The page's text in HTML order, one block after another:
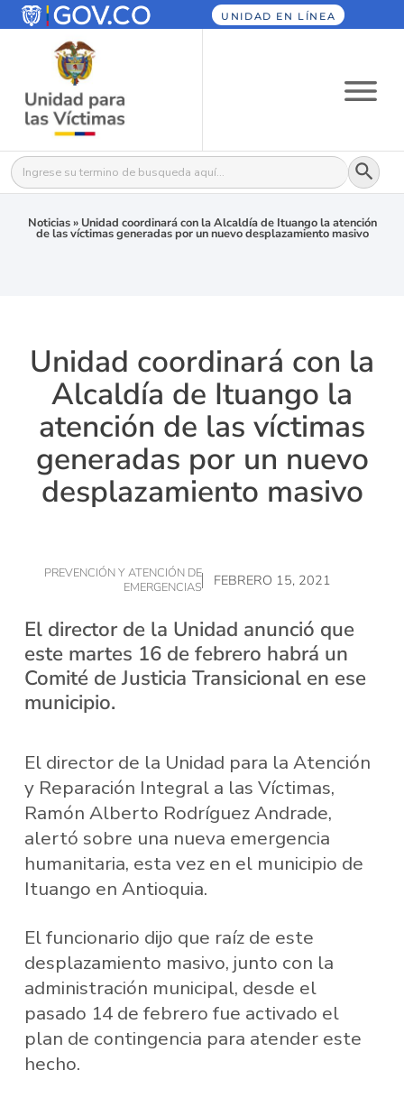
UNIDAD EN LÍNEA
Buscar: Botón
Noticias» Unidad coordinará con la Alcaldía de Ituango la atención
de las víctimas generadas por un nuevo desplazamiento masivo
Unidad coordinará con la
Alcaldía de Ituango la
atención de las víctimas
generadas por un nuevo
desplazamiento masivo
PREVENCIÓN Y ATENCIÓN DE
EMERGENCIAS
FEBRERO 15, 2021
El director de la Unidad anunció que
este martes 16 de febrero habrá un
Comité de Justicia Transicional en ese
municipio.
El director de la Unidad para la Atención
y Reparación Integral a las Víctimas,
Ramón Alberto Rodríguez Andrade,
alertó sobre una nueva emergencia
humanitaria, esta vez en el municipio de
Ituango en Antioquia.
El funcionario dijo que raíz de este
desplazamiento masivo, junto con la
administración municipal, desde el
pasado 14 de febrero fue activado el
plan de contingencia para atender este
hecho.